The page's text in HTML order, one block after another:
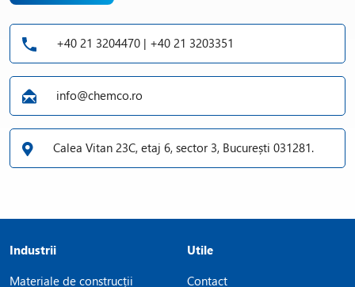
+40 21 3204470 | +40 21 3203351
info@chemco.ro
Calea Vitan 23C, etaj 6, sector 3, București 031281.
Industrii
Materiale de construcții
Utile
Contact